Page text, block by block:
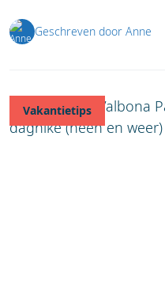
Geschreven door Anne
Vakantietips